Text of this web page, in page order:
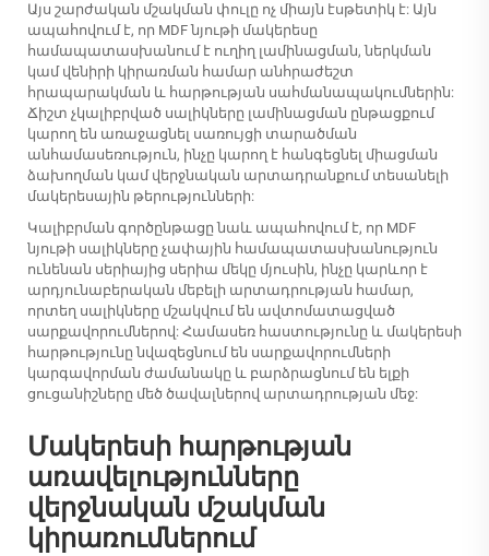
Այս շարժական մշակման փուլը ոչ միայն էսթետիկ է: Այն
ապահովում է, որ MDF նյութի մակերեսը
համապատասխանում է ուղիղ լամինացման, ներկման
կամ վենիրի կիրառման համար անհրաժեշտ
հրապարակման և հարթության սահմանապակումներին:
Ճիշտ չկալիբրված սալիկները լամինացման ընթացքում
կարող են առաջացնել սառույցի տարածման
անհամասեռություն, ինչը կարող է հանգեցնել միացման
ձախողման կամ վերջնական արտադրանքում տեսանելի
մակերեսային թերությունների:
Կալիբրման գործընթացը նաև ապահովում է, որ MDF
նյութի սալիկները չափային համապատասխանություն
ունենան սերիայից սերիա մեկը մյուսին, ինչը կարևոր է
արդյունաբերական մեբելի արտադրության համար,
որտեղ սալիկները մշակվում են ավտոմատացված
սարքավորումներով: Համասեռ հաստությունը և մակերեսի
հարթությունը նվազեցնում են սարքավորումների
կարգավորման ժամանակը և բարձրացնում են ելքի
ցուցանիշները մեծ ծավալներով արտադրության մեջ:
Մակերեսի հարթության
առավելությունները
վերջնական մշակման
կիրառումներում